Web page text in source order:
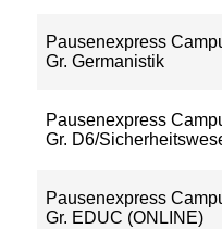
Pausenexpress
Gr. Germanistik
Pausenexpress
Gr. D6/
Pausenexpress
Gr. EDUC (ONLINE)